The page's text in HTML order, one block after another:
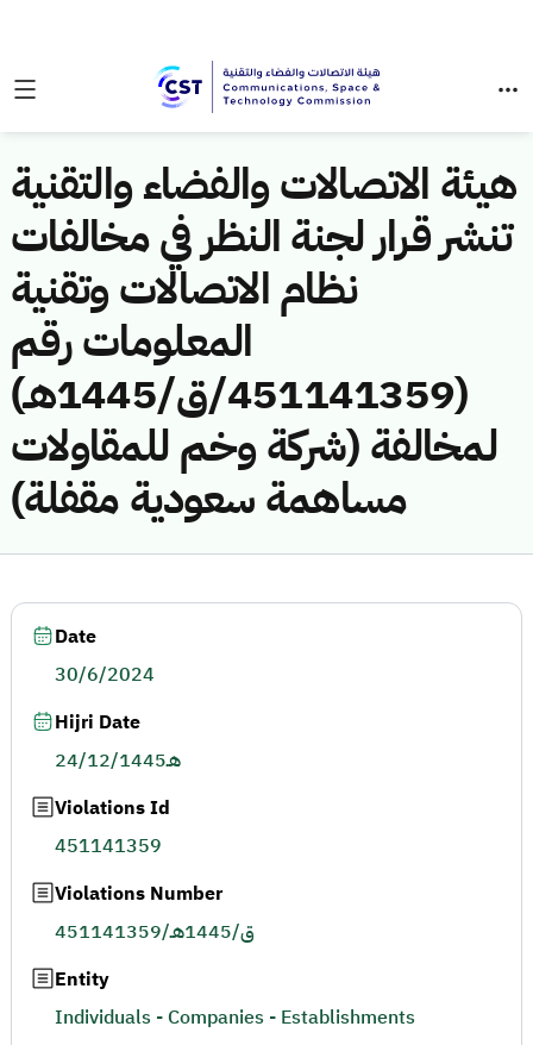
هيئة الاتصالات والفضاء والتقنية
تنشر قرار لجنة النظر في مخالفات
نظام الاتصالات وتقنية
المعلومات رقم
(451141359/ق/1445هـ)
لمخالفة (شركة وخم للمقاولات
مساهمة سعودية مقفلة)
Date
30/6/2024
Hijri Date
24/12/1445هـ
Violations Id
451141359
Violations Number
451141359/ق/1445هـ
Entity
Individuals - Companies - Establishments